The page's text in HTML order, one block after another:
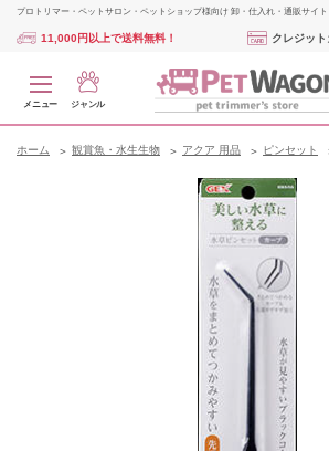
プロトリマー・ペットサロン・ペットショップ様向け 卸・仕入れ・通販サイト
11,000円以上で送料無料！ クレジッ
メニュー ジャンル
ホーム 観賞魚・水生生物 アクア 用品 ピンセット